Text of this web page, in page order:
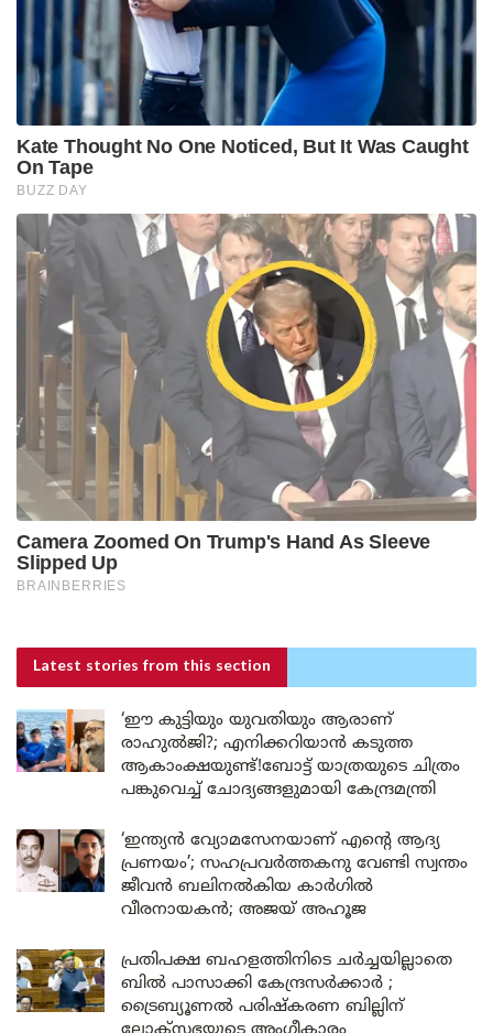
Latest stories from this section
‘ഈ കുട്ടിയും യുവതിയും ആരാണ്
രാഹുൽജി?; എനിക്കറിയാൻ കടുത്ത
ആകാംക്ഷയുണ്ട്!ബോട്ട് യാത്രയുടെ ചിത്രം
പങ്കുവെച്ച് ചോദ്യങ്ങളുമായി കേന്ദ്രമന്ത്രി
‘ഇന്ത്യൻ വ്യോമസേനയാണ് എന്റെ ആദ്യ
പ്രണയം’; സഹപ്രവർത്തകനു വേണ്ടി സ്വന്തം
ജീവൻ ബലിനൽകിയ കാർഗിൽ
വീരനായകൻ; അജയ് അഹൂജ
പ്രതിപക്ഷ ബഹളത്തിനിടെ ചർച്ചയില്ലാതെ
ബിൽ പാസാക്കി കേന്ദ്രസർക്കാർ ;
ട്രൈബ്യൂണൽ പരിഷ്കരണ ബില്ലിന്